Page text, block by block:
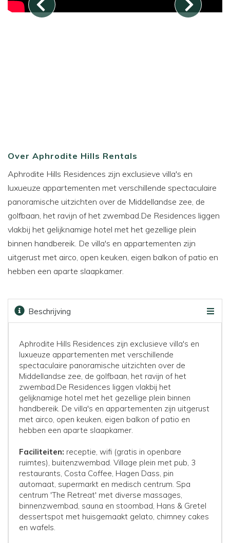
Over Aphrodite Hills Rentals
Aphrodite Hills Residences zijn exclusieve villa's en
luxueuze appartementen met verschillende spectaculaire
panoramische uitzichten over de Middellandse zee, de
golfbaan, het ravijn of het zwembad.De Residences liggen
vlakbij het gelijknamige hotel met het gezellige plein
binnen handbereik. De villa's en appartementen zijn
uitgerust met airco, open keuken, eigen balkon of patio en
hebben een aparte slaapkamer.
Beschrijving
Aphrodite Hills Residences zijn exclusieve villa's en
luxueuze appartementen met verschillende
spectaculaire panoramische uitzichten over de
Middellandse zee, de golfbaan, het ravijn of het
zwembad.De Residences liggen vlakbij het
gelijknamige hotel met het gezellige plein binnen
handbereik. De villa's en appartementen zijn uitgerust
met airco, open keuken, eigen balkon of patio en
hebben een aparte slaapkamer.
Faciliteiten: receptie, wifi (gratis in openbare
ruimtes), buitenzwembad. Village plein met pub, 3
restaurants, Costa Coffee, Hagen Dass, pin
automaat, supermarkt en medisch centrum. Spa
centrum 'The Retreat' met diverse massages,
binnenzwembad, sauna en stoombad, Hans & Gretel
dessertspot met huisgemaakt gelato, chimney cakes
en wafels.